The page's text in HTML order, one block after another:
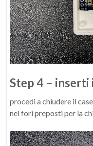
Step 4 –
procedi a chiudere il
nei fori preposti per la